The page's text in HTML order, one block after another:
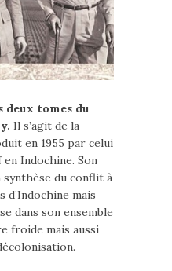
deux tomes du
Il s’agit de la
en 1955 par celui
Indochine. Son
du conflit à
mais
dans son ensemble
froide mais aussi